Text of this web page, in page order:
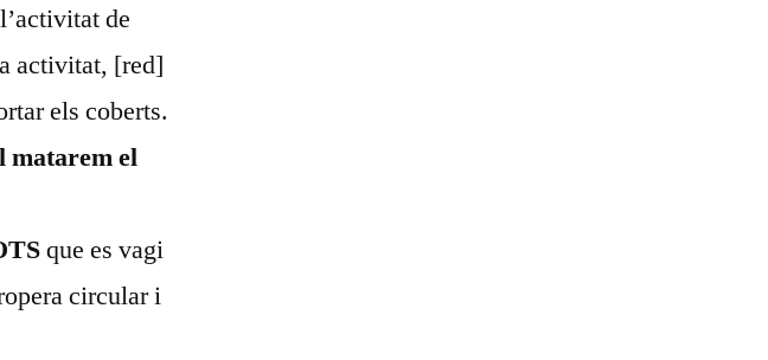
de
activitat, [red]
els coberts.
matarem el
que es vagi
circular i